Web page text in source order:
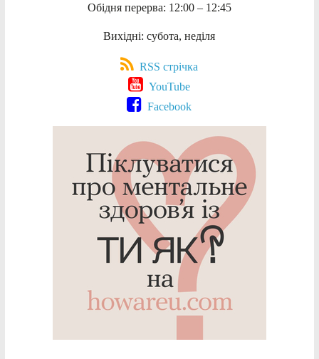
Обідня перерва: 12:00 – 12:45
Вихідні: субота, неділя
RSS стрічка
YouTube
Facebook